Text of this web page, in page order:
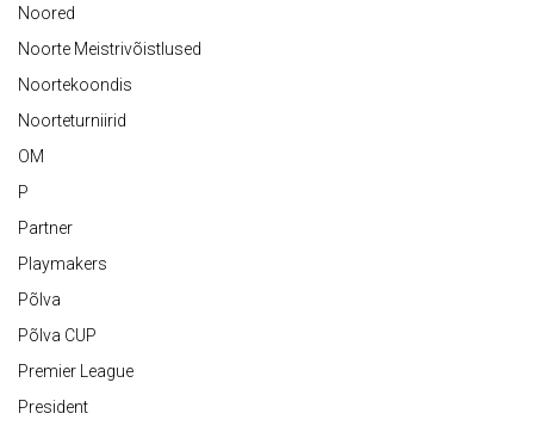
Noored
Noorte Meistrivõistlused
Noortekoondis
Noorteturniirid
OM
P
Partner
Playmakers
Põlva
Põlva CUP
Premier League
President